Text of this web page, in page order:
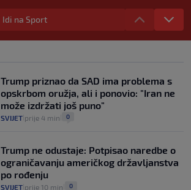
"Kći je otišla na more, a zaboravila
zdravstvenu iskaznicu". Kakva su prava
pacijenata izvan mjesta prebivališta?
1
Plenković na 15 dana ukine mjere: "Ne bi
se dogodilo ništa. Vlada se zaljubila u te
intervencije"
25
Idi na Sport
Trump priznao da SAD ima problema s
opskrbom oružja, ali i ponovio: "Iran ne
može izdržati još puno"
SVIJET prije 4 min 0
Trump ne odustaje: Potpisao naredbe o
ograničavanju američkog državljanstva
po rođenju
SVIJET prije 10 min 0